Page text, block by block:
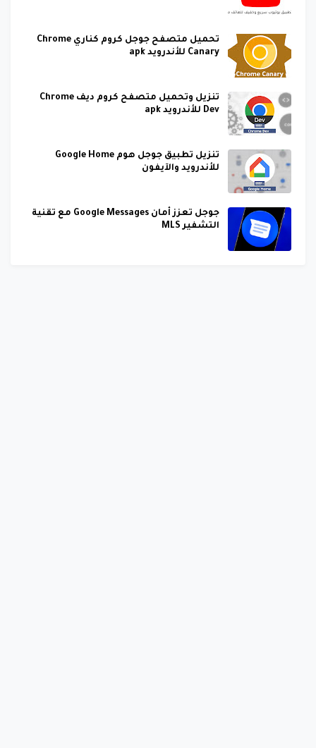
تحميل متصفح جوجل كروم كناري Chrome
Canary للأندرويد apk
تنزيل وتحميل متصفح كروم ديف Chrome
Dev للأندرويد apk
تنزيل تطبيق جوجل هوم Google Home
للأندرويد والآيفون
جوجل تعزز أمان Google Messages مع تقنية
التشفير MLS